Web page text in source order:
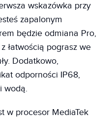
wskazówka przy
zapalonym
będzie odmiana Pro,
łatwością pograsz we
Dodatkowo,
odporności IP68,
wodą.
w procesor MediaTek